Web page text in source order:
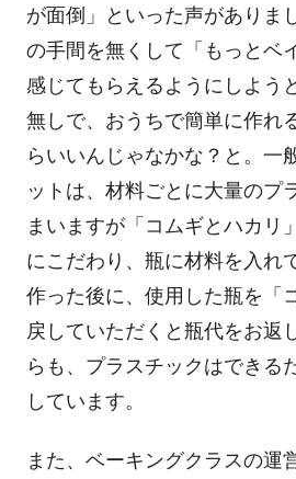
が面倒」といった声がありま
の手間を無くして「もっとベ
感じてもらえるようにしよう
無しで、おうちで簡単に作れ
らいいんじゃなかな？と。一
ットは、材料ごとに大量のプ
まいますが「コムギとハカリ
にこだわり、瓶に材料を入れ
作った後に、使用した瓶を「
戻していただくと瓶代をお返
らも、プラスチックはできる
しています。
また、ベーキングクラスの運